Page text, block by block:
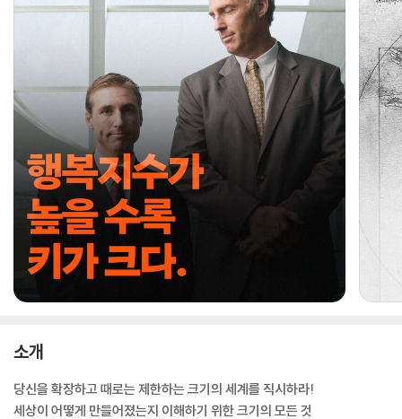
소개
당신을 확장하고 때로는 제한하는 크기의 세계를 직시하라!
세상이 어떻게 만들어졌는지 이해하기 위한 크기의 모든 것